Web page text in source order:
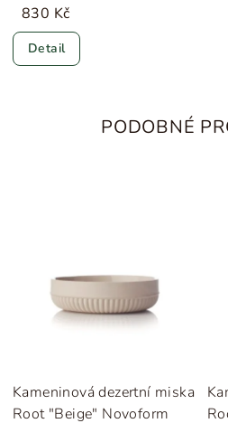
830 Kč
Detail
PODOBNÉ
Kameninová dezertní miska
Root "Beige" Novoform